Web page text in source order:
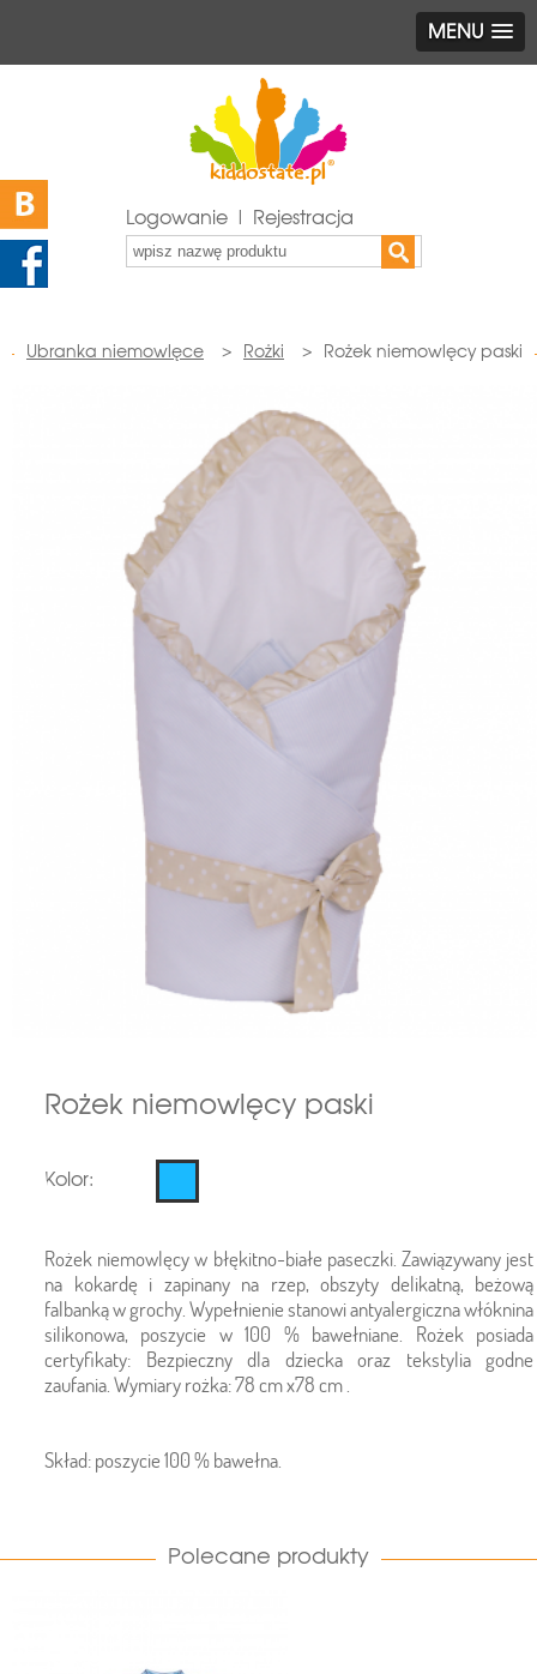
MENU
Logowanie | Rejestracja
Ubranka niemowlęce > Rożki > Rożek niemowlęcy paski
Rożek niemowlęcy paski
Kolor:
Rożek niemowlęcy w błękitno-białe paseczki. Zawiązywany jest
na kokardę i zapinany na rzep, obszyty delikatną, beżową
falbanką w grochy. Wypełnienie stanowi antyalergiczna włóknina
silikonowa, poszycie w 100 % bawełniane. Rożek posiada
certyfikaty: Bezpieczny dla dziecka oraz tekstylia godne
zaufania. Wymiary rożka: 78 cm x78 cm .
Skład: poszycie 100 % bawełna.
Polecane produkty